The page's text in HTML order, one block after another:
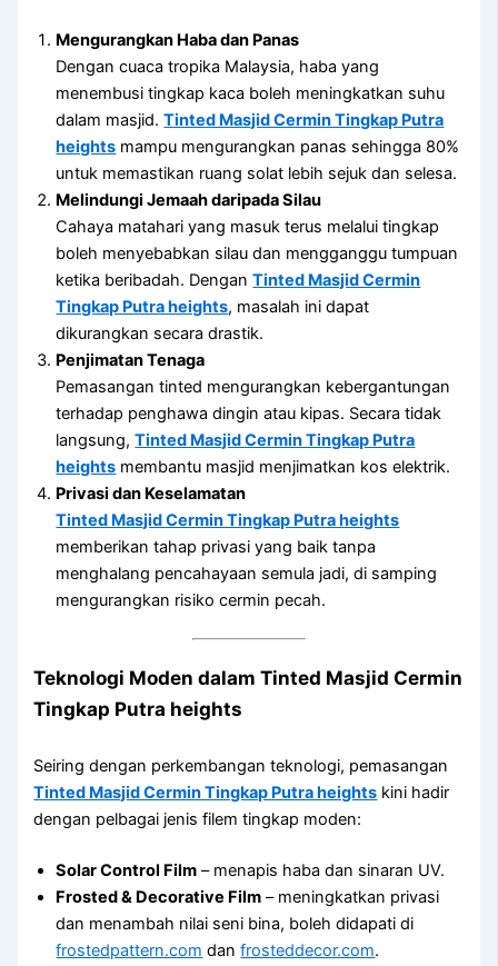
Mengurangkan Haba dan Panas
Dengan cuaca tropika Malaysia, haba yang
menembusi tingkap kaca boleh meningkatkan suhu
dalam masjid.Tinted Masjid Cermin Tingkap Putra
heights mampu mengurangkan panas sehingga 80%
untuk memastikan ruang solat lebih sejuk dan selesa.
Melindungi Jemaah daripada Silau
Cahaya matahari yang masuk terus melalui tingkap
boleh menyebabkan silau dan mengganggu tumpuan
ketika beribadah. DenganTinted Masjid Cermin
Tingkap Putra heights, masalah ini dapat
dikurangkan secara drastik.
Penjimatan Tenaga
Pemasangan tinted mengurangkan kebergantungan
terhadap penghawa dingin atau kipas. Secara tidak
langsung,Tinted Masjid Cermin Tingkap Putra
heights membantu masjid menjimatkan kos elektrik.
Privasi dan Keselamatan
Tinted Masjid Cermin Tingkap Putra heights
memberikan tahap privasi yang baik tanpa
menghalang pencahayaan semula jadi, di samping
mengurangkan risiko cermin pecah.
Teknologi Moden dalamTinted Masjid Cermin
Tingkap Putra heights
Seiring dengan perkembangan teknologi, pemasangan
Tinted Masjid Cermin Tingkap Putra heights kini hadir
dengan pelbagai jenis filem tingkap moden:
Solar Control Film – menapis haba dan sinaran UV.
Frosted & Decorative Film – meningkatkan privasi
dan menambah nilai seni bina, boleh didapati di
frostedpattern.com danfrosteddecor.com.